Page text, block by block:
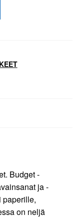
Budget -
ja -
paperille,
on neljä